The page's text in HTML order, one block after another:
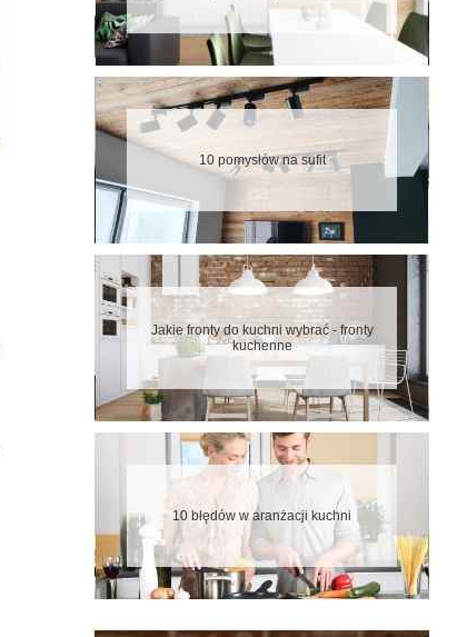
10 pomysłów na sufit
Jakie fronty do kuchni wybrać - fronty
kuchenne
10 błędów w aranżacji kuchni